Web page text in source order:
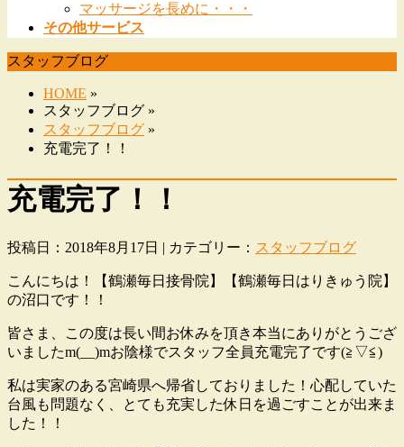
マッサージを長めに・・・
その他サービス
スタッフブログ
HOME »
スタッフブログ »
スタッフブログ »
充電完了！！
充電完了！！
投稿日：2018年8月17日 | カテゴリー： スタッフブログ
こんにちは！【鶴瀬毎日接骨院】【鶴瀬毎日はりきゅう院】
の沼口です！！
皆さま、この度は長い間お休みを頂き本当にありがとうござ
いましたm(__)mお陰様でスタッフ全員充電完了です(≧▽≦)
私は実家のある宮崎県へ帰省しておりました！心配していた
台風も問題なく、とても充実した休日を過ごすことが出来ま
した！！